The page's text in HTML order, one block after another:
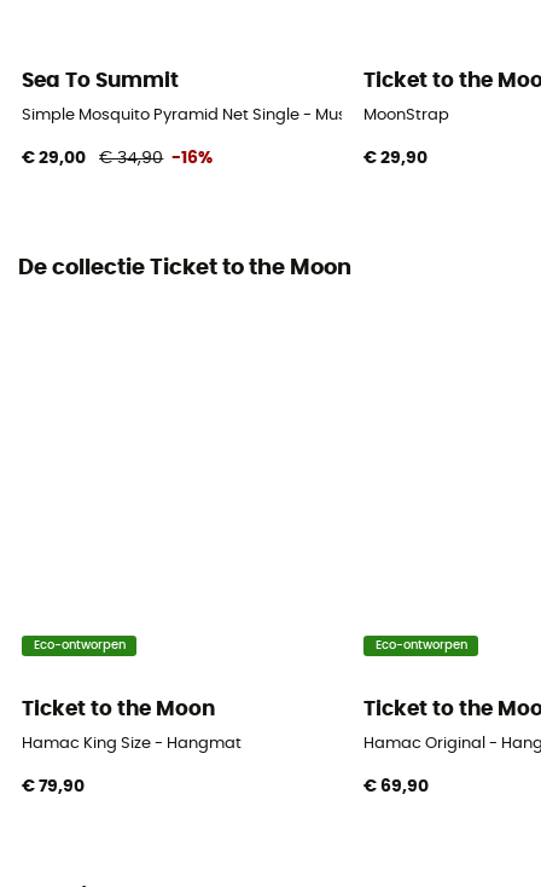
Sea To Summit
Simple Mosquito Pyramid Net Single - Muskietennet
€ 29,00 € 34,90 -16%
Ticket to the
MoonStrap
€ 29,90
De collectie Ticket to the Moon
Eco-ontworpen
Ticket to the Moon
Hamac King Size - Hangmat
€ 79,90
Eco-ontworpen
Ticket to the
Hamac Original -
€ 69,90